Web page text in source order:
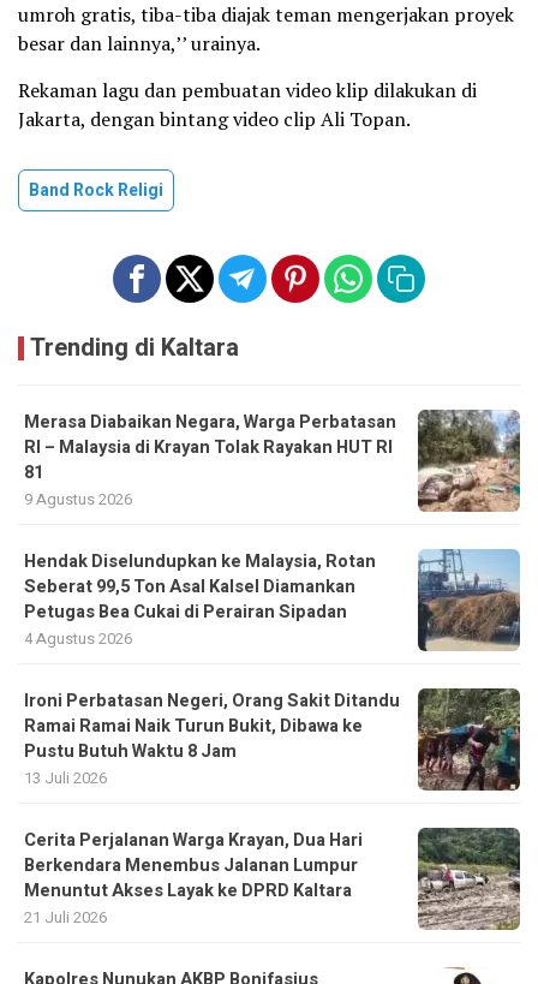
umroh gratis, tiba-tiba diajak teman mengerjakan proyek
besar dan lainnya,’’ urainya.
Rekaman lagu dan pembuatan video klip dilakukan di
Jakarta, dengan bintang video clip Ali Topan.
Band Rock Religi
Trending di Kaltara
Merasa Diabaikan Negara, Warga Perbatasan
RI – Malaysia di Krayan Tolak Rayakan HUT RI
81
9 Agustus 2026
Hendak Diselundupkan ke Malaysia, Rotan
Seberat 99,5 Ton Asal Kalsel Diamankan
Petugas Bea Cukai di Perairan Sipadan
4 Agustus 2026
Ironi Perbatasan Negeri, Orang Sakit Ditandu
Ramai Ramai Naik Turun Bukit, Dibawa ke
Pustu Butuh Waktu 8 Jam
13 Juli 2026
Cerita Perjalanan Warga Krayan, Dua Hari
Berkendara Menembus Jalanan Lumpur
Menuntut Akses Layak ke DPRD Kaltara
21 Juli 2026